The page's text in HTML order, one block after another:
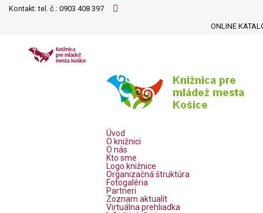
Kontakt: tel. č.: 0903 408 397
ONLINE
Úvod
O knižnici
O nás
Kto sme
Logo knižnice
Organizačná štruktúra
Fotogaléria
Partneri
Zoznam aktualít
Virtuálna prehliadka